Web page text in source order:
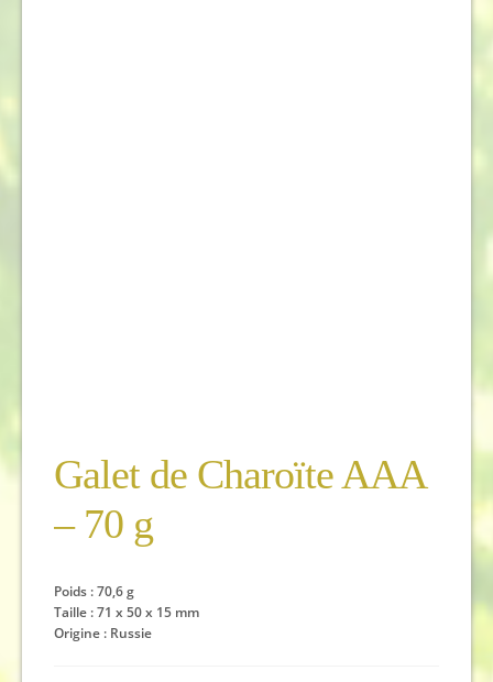
Galet de Charoïte AAA
– 70 g
Poids : 70,6 g
Taille : 71 x 50 x 15 mm
Origine : Russie